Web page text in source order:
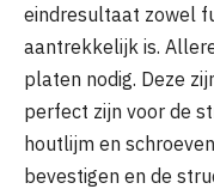
eindresultaat zowel
aantrekkelijk is.
platen nodig. Deze
perfect zijn voor de
houtlijm en
bevestigen en de